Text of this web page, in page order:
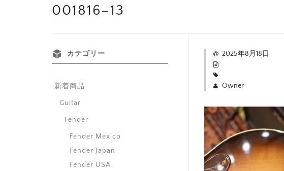
001816–13
2025年8月18日
Owner
カテゴリー
新着商品
Guitar
Fender
Fender Mexico
Fender Japan
Fender USA